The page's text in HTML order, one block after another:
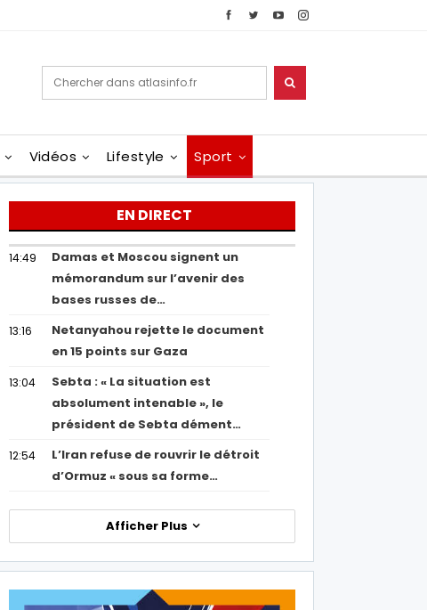
Vidéos Lifestyle Sport
EN DIRECT
14:49
Damas et Moscou signent un
mémorandum sur l’avenir des
bases russes de…
13:16
Netanyahou rejette le document
en 15 points sur Gaza
13:04
Sebta : « La situation est
absolument intenable », le
président de Sebta dément…
12:54
L’Iran refuse de rouvrir le détroit
d’Ormuz « sous sa forme…
Afficher Plus